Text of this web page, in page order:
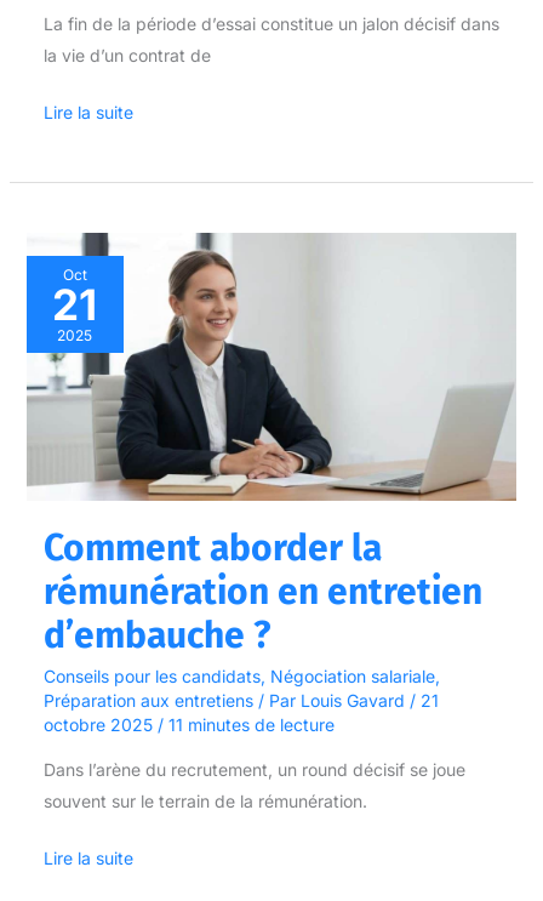
La fin de la période d’essai constitue un jalon décisif dans
la vie d’un contrat de
Lire la suite
Oct
21
2025
Comment aborder la
rémunération en entretien
d’embauche ?
Conseils pour les candidats, Négociation salariale,
Préparation aux entretiens/ Par Louis Gavard / 21
octobre 2025 / 11 minutes de lecture
Dans l’arène du recrutement, un round décisif se joue
souvent sur le terrain de la rémunération.
Comment
aborder
rémunération
en
entretien
d’embauche
?
Lire la suite